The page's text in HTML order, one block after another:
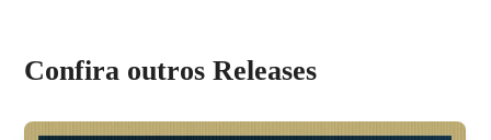
Confira outros Releases